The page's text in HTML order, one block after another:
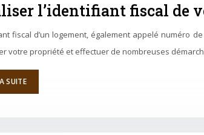
l’identifiant fiscal de
fiscal d’un logement, également appelé numéro
votre propriété et effectuer de nombreuses
SUITE